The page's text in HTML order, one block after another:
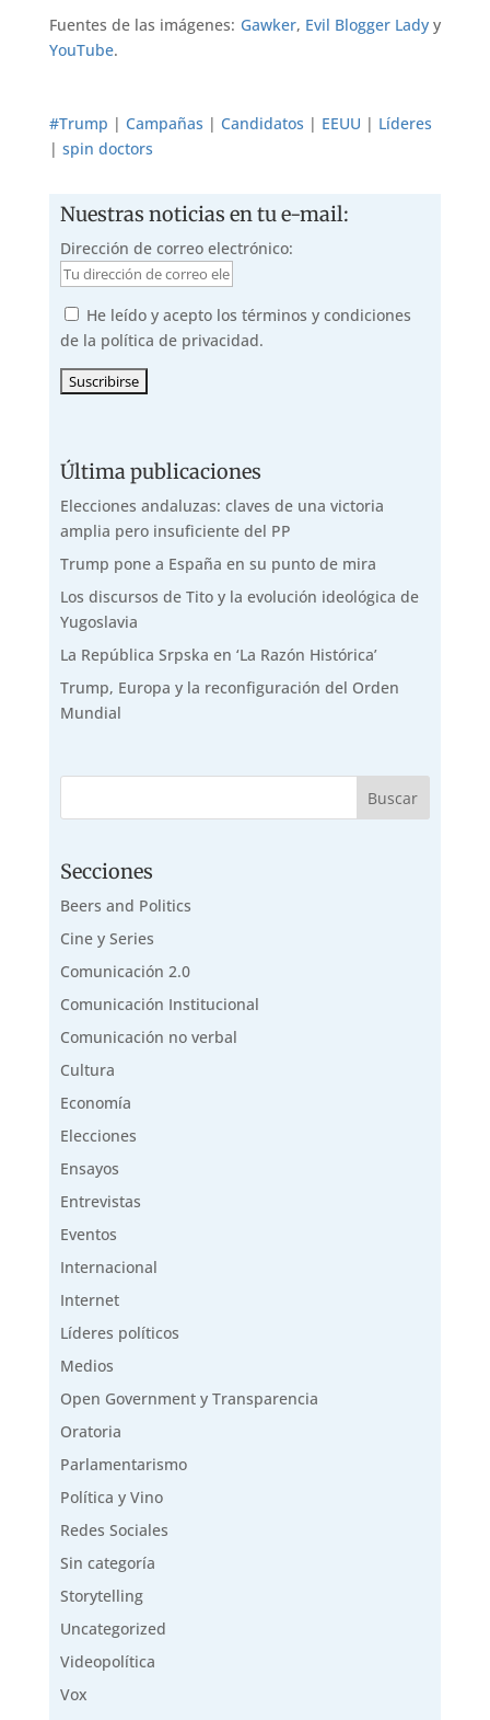
Fuentes de las imágenes: Gawker, Evil Blogger Lady y
YouTube.
#Trump | Campañas | Candidatos | EEUU | Líderes
| spin doctors
Nuestras noticias en tu e-mail:
Dirección de correo electrónico:
He leído y acepto los términos y condiciones
de la política de privacidad.
Última publicaciones
Elecciones andaluzas: claves de una victoria
amplia pero insuficiente del PP
Trump pone a España en su punto de mira
Los discursos de Tito y la evolución ideológica de
Yugoslavia
La República Srpska en ‘La Razón Histórica’
Trump, Europa y la reconfiguración del Orden
Mundial
Secciones
Beers and Politics
Cine y Series
Comunicación 2.0
Comunicación Institucional
Comunicación no verbal
Cultura
Economía
Elecciones
Ensayos
Entrevistas
Eventos
Internacional
Internet
Líderes políticos
Medios
Open Government y Transparencia
Oratoria
Parlamentarismo
Política y Vino
Redes Sociales
Sin categoría
Storytelling
Uncategorized
Videopolítica
Vox